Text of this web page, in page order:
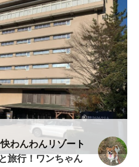
わんわんリゾート
旅行！ワンちゃん